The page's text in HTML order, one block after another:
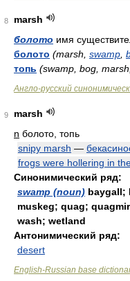
8
marsh
болото имя
болото (marsh, swamp
топь (swamp, bog, marsh,
Англо-русский
9
marsh
n болото, топь
snipy marsh —
frogs were hollering in
Синонимический ряд:
swamp (noun) baygall;
muskeg; quag;
wash; wetland
Антонимический ряд:
desert
English-Russian base